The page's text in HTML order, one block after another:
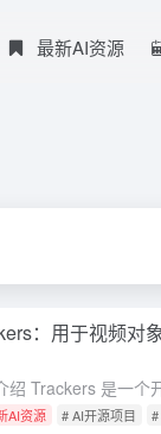
最新AI资源
：用于视频对
AI资源 # AI开源项目